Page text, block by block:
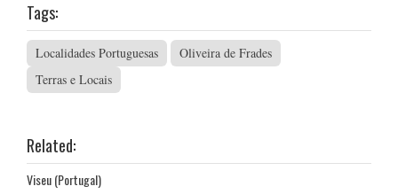
Tags:
Localidades Portuguesas
Oliveira de Frades
Terras e Locais
Related:
Viseu (Portugal)